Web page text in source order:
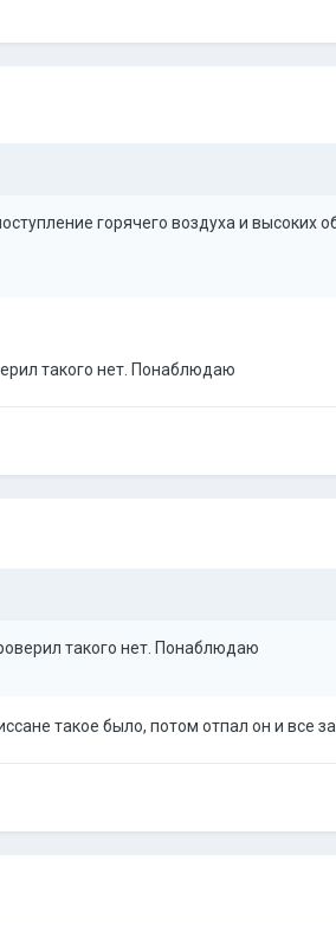
горячего воздуха и высоких
такого нет. Понаблюдаю
такого нет. Понаблюдаю
такое было, потом отпал он и все